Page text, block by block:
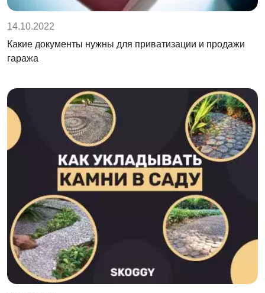
14.10.2022
Какие документы нужны для приватизации и продажи
гаража